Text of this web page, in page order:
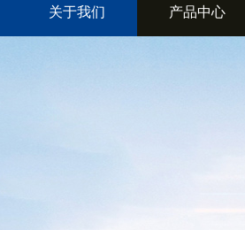
关于我们 产品中心